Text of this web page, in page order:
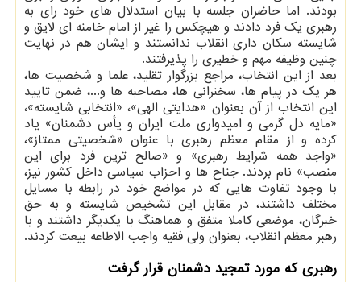
بودند. اما حاضران جلسه با بیان استدلال های خود رای به
رهبری یک فرد دادند و هیچکس را غیر از امام خامنه ای لایق و
شایسته سکان داری انقلاب ندانستند و ایشان هم در نهایت
چنین وظیفه مهم و خطیری را پذیرفتند.
بعد از این انتخاب، مراجع بزرگوار تقلید، علما و شخصیت ها،
هر یک در پیام ها، سخنرانی ها، مصاحبه ها و...، ضمن تایید
این انتخاب از آن بعنوان «هدایتی الهی»، «انتخابی شایسته»،
«مایه دل گرمی و امیدواری ملت ایران و یأس دشمنان» یاد
کرده و از مقام معظم رهبری با عنوان «شخصیتی ممتاز»،
«واجد همه شرایط رهبری» و «صالح ترین فرد برای این
منصب» نام بردند. جناح ها و احزاب سیاسی داخل کشور نیز،
با وجود تفاوت هایی که در مواضع خود در رابطه با مسایل
مختلف داشتند، در مقابل این تشخیص شایسته و به حق
خبرگان، موضعی کاملا متفق و هماهنگ با یکدیگر داشتند و با
رهبر معظم انقلاب، بعنوان ولی فقیه واجب الاطاعه بیعت کردند.
رهبری که مورد تمجید دشمنان قرار گرفت